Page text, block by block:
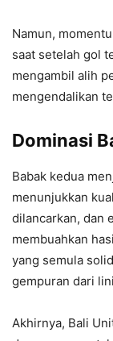
Namun,
saat setelah gol
mengambil alih
mengendalikan
Dominasi
Babak kedua
menunjukkan
dilancarkan, dan
membuahkan
yang semula
gempuran dari
Akhirnya, Bali